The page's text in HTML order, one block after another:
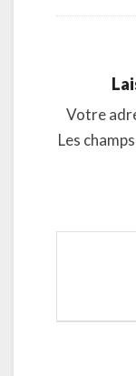
Votre
Les